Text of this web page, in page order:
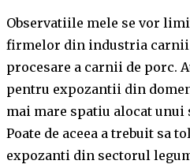
Observatiile mele se vor
firmelor din industria carnii
procesare a carnii de porc.
pentru expozantii din
mai mare spatiu alocat unui
Poate de aceea a trebuit sa
expozanti din sectorul